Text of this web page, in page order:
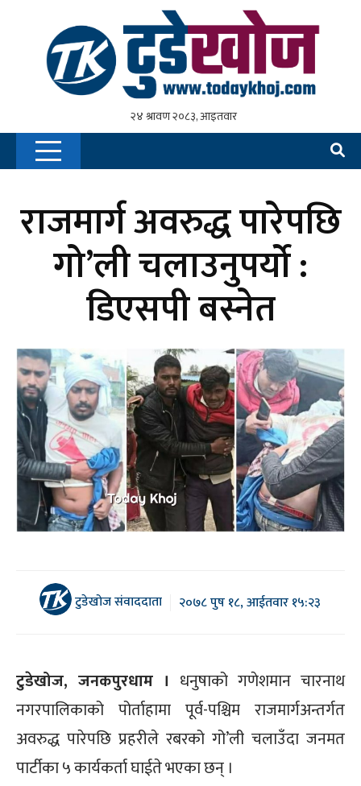
राजमार्ग अवरुद्ध पारेपछि
गो’ली चलाउनुपर्यो :
डिएसपी बस्नेत
टुडेखोज संवाददाता २०७८ पुष १८, आईतवार १५:२३
टुडेखोज, जनकपुरधाम । धनुषाको गणेशमान चारनाथ
नगरपालिकाको पोर्ताहामा पूर्व-पश्चिम राजमार्गअन्तर्गत
अवरुद्ध पारेपछि प्रहरीले रबरको गो’ली चलाउँदा जनमत
पार्टीका ५ कार्यकर्ता घाईते भएका छन् ।